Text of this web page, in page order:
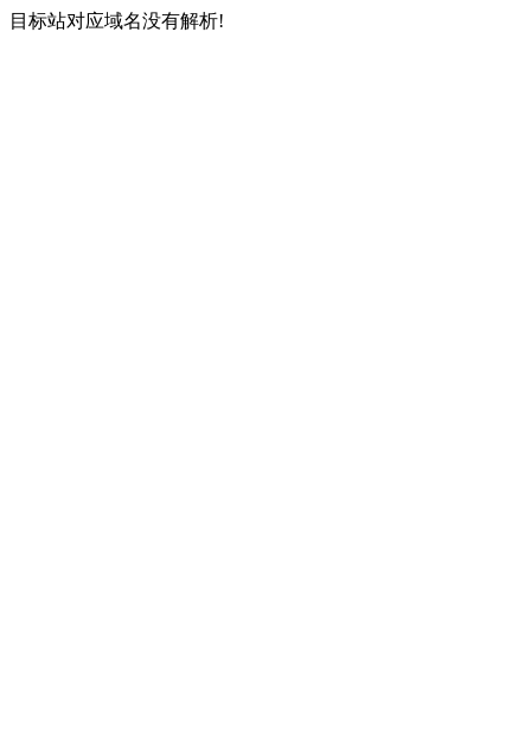
目标站对应域名没有解析!